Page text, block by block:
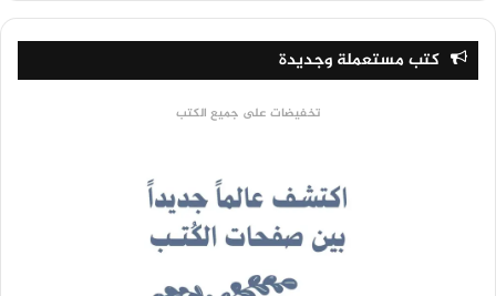
كتب مستعملة وجديدة
تخفيضات على جميع الكتب